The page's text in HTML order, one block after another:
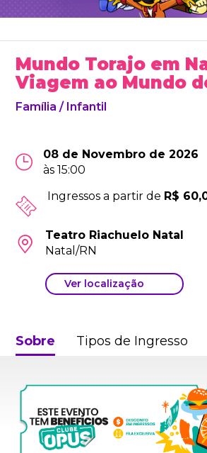
Mundo Torajo em
Viagem ao Mundo
Família / Infantil
08 de Novembro de 2026
às 15:00
Ingressos a partir de R$
Teatro Riachuelo Natal
Natal/RN
Ver localização
Sobre Tipos de Ingresso